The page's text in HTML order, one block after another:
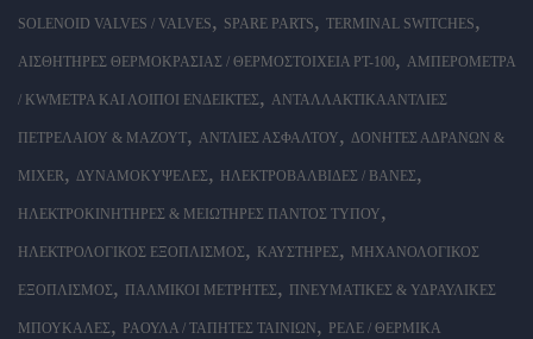
SOLENOID VALVES / VALVES, SPARE PARTS, TERMINAL SWITCHES,
ΑΙΣΘΗΤΉΡΕΣ ΘΕΡΜΟΚΡΑΣΊΑΣ / ΘΕΡΜΟΣΤΟΙΧΕΊΑ PT-100, ΑΜΠΕΡΌΜΕΤΡΑ
/ KWΜΕΤΡΑ ΚΑΙ ΛΟΙΠΟΊ ΕΝΔΕΊΚΤΕΣ, ΑΝΤΑΛΛΑΚΤΙΚΆΑΝΤΛΊΕΣ
ΠΕΤΡΕΛΑΊΟΥ & ΜΑΖΟΎΤ, ΑΝΤΛΊΕΣ ΑΣΦΆΛΤΟΥ, ΔΟΝΗΤΈΣ ΑΔΡΑΝΏΝ &
ΜΊXER, ΔΥΝΑΜΟΚΥΨΈΛΕΣ, ΗΛΕΚΤΡΟΒΑΛΒΊΔΕΣ / ΒΆΝΕΣ,
ΗΛΕΚΤΡΟΚΙΝΗΤΉΡΕΣ & ΜΕΙΩΤΉΡΕΣ ΠΑΝΤΌΣ ΤΎΠΟΥ,
ΗΛΕΚΤΡΟΛΟΓΙΚΌΣ ΕΞΟΠΛΙΣΜΌΣ, ΚΑΥΣΤΉΡΕΣ, ΜΗΧΑΝΟΛΟΓΙΚΌΣ
ΕΞΟΠΛΙΣΜΌΣ, ΠΑΛΜΙΚΟΊ ΜΕΤΡΗΤΈΣ, ΠΝΕΥΜΑΤΙΚΈΣ & ΥΔΡΑΥΛΙΚΈΣ
ΜΠΟΥΚΆΛΕΣ, ΡΆΟΥΛΑ / ΤΆΠΗΤΕΣ ΤΑΙΝΙΏΝ , ΡΕΛΈ / ΘΕΡΜΙΚΆ